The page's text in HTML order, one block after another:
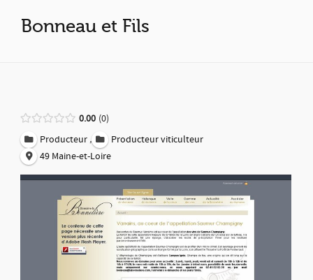
Bonneau et Fils
0.00 0
Producteur ,
Producteur viticulteur
49 Maine-et-Loire